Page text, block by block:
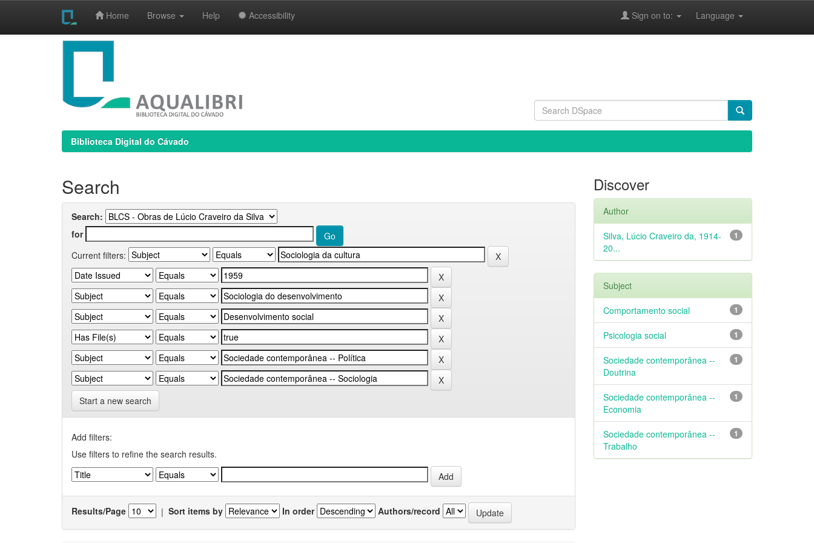
Home Browse Help Accessibility Language
Sign on to:
Biblioteca Digital do Cávado
Search
Search:
for
Current filters:
Start a new search
Add filters:
Use filters to refine the search results.
Results/Page | Sort items by In order Authors/record
Discover
Author
1
Silva, Lúcio Craveiro da, 1914-
20...
Subject
1
Comportamento social
1
Psicologia social
1
Sociedade contemporânea --
Doutrina
1
Sociedade contemporânea --
Economia
1
Sociedade contemporânea --
Trabalho